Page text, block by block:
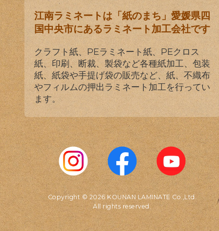
江南ラミネートは「紙のまち」愛媛県四
国中央市にあるラミネート加工会社です
クラフト紙、PEラミネート紙、PEクロス
紙、印刷、断裁、製袋など各種紙加工、包装
紙、紙袋や手提げ袋の販売など、紙、不織布
やフィルムの押出ラミネート加工を行ってい
ます。
Copyright © 2026 KOUNAN LAMINATE Co.,Ltd.
All rights reserved.